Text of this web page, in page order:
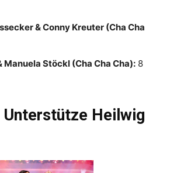
& Conny Kreuter (Cha Cha
Manuela Stöckl (Cha Cha Cha): 8
Heilwig